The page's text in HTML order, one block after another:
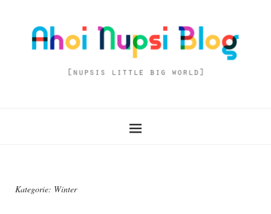
Kategorie: Winter